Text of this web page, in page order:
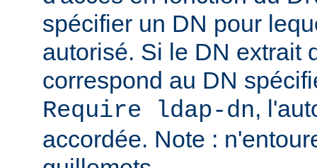
spécifier un DN pour
autorisé. Si le DN extrait
correspond au DN
Require ldap-dn,
accordée. Note :